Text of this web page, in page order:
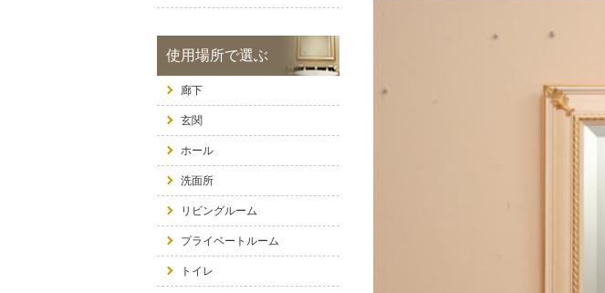
使用場所で選ぶ
廊下
玄関
ホール
洗面所
リビングルーム
プライベートルーム
トイレ